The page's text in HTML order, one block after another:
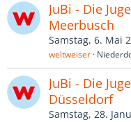
JuBi - Die
Meerbusch
Samstag, 6. Mai
weltweiser
JuBi - Die
Düsseldorf
Samstag, 28.